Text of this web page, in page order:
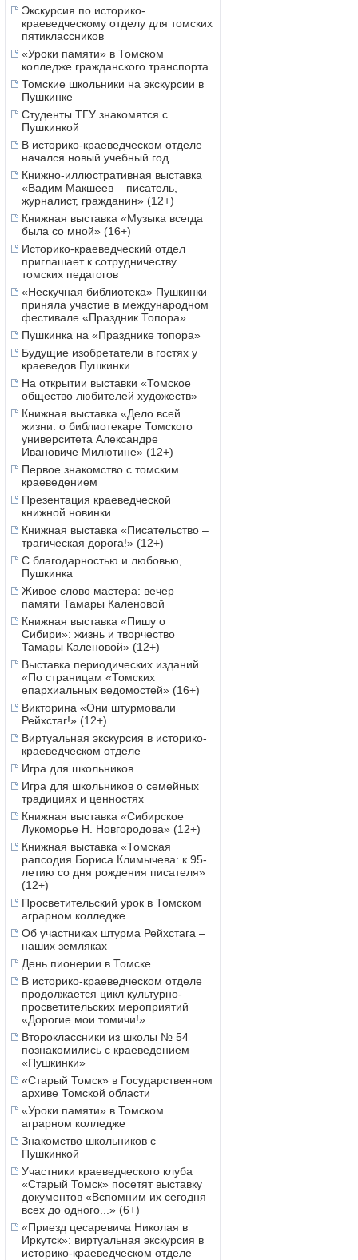
Экскурсия по историко-
краеведческому отделу для томских
пятиклассников
«Уроки памяти» в Томском
колледже гражданского транспорта
Томские школьники на экскурсии в
Пушкинке
Студенты ТГУ знакомятся с
Пушкинкой
В историко-краеведческом отделе
начался новый учебный год
Книжно-иллюстративная выставка
«Вадим Макшеев – писатель,
журналист, гражданин» (12+)
Книжная выставка «Музыка всегда
была со мной» (16+)
Историко-краеведческий отдел
приглашает к сотрудничеству
томских педагогов
«Нескучная библиотека» Пушкинки
приняла участие в международном
фестивале «Праздник Топора»
Пушкинка на «Празднике топора»
Будущие изобретатели в гостях у
краеведов Пушкинки
На открытии выставки «Томское
общество любителей художеств»
Книжная выставка «Дело всей
жизни: о библиотекаре Томского
университета Александре
Ивановиче Милютине» (12+)
Первое знакомство с томским
краеведением
Презентация краеведческой
книжной новинки
Книжная выставка «Писательство –
трагическая дорога!» (12+)
С благодарностью и любовью,
Пушкинка
Живое слово мастера: вечер
памяти Тамары Каленовой
Книжная выставка «Пишу о
Сибири»: жизнь и творчество
Тамары Каленовой» (12+)
Выставка периодических изданий
«По страницам «Томских
епархиальных ведомостей» (16+)
Викторина «Они штурмовали
Рейхстаг!» (12+)
Виртуальная экскурсия в историко-
краеведческом отделе
Игра для школьников
Игра для школьников о семейных
традициях и ценностях
Книжная выставка «Сибирское
Лукоморье Н. Новгородова» (12+)
Книжная выставка «Томская
рапсодия Бориса Климычева: к 95-
летию со дня рождения писателя»
(12+)
Просветительский урок в Томском
аграрном колледже
Об участниках штурма Рейхстага –
наших земляках
День пионерии в Томске
В историко-краеведческом отделе
продолжается цикл культурно-
просветительских мероприятий
«Дорогие мои томичи!»
Второклассники из школы № 54
познакомились с краеведением
«Пушкинки»
«Старый Томск» в Государственном
архиве Томской области
«Уроки памяти» в Томском
аграрном колледже
Знакомство школьников с
Пушкинкой
Участники краеведческого клуба
«Старый Томск» посетят выставку
документов «Вспомним их сегодня
всех до одного...» (6+)
«Приезд цесаревича Николая в
Иркутск»: виртуальная экскурсия в
историко-краеведческом отделе